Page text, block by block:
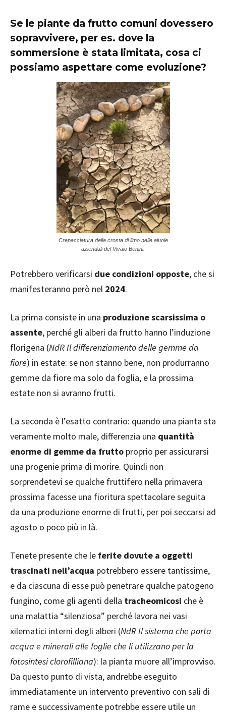
Se le piante da frutto comuni dovessero
sopravvivere, per es. dove la
sommersione è stata limitata, cosa ci
possiamo aspettare come evoluzione?
Crepacciatura della crosta di limo nelle aiuole
aziendali del Vivaio Benini.
Potrebbero verificarsi due condizioni opposte, che si
manifesteranno però nel 2024.
La prima consiste in una produzione scarsissima o
assente, perché gli alberi da frutto hanno l’induzione
florigena (NdR Il differenziamento delle gemme da
fiore) in estate: se non stanno bene, non produrranno
gemme da fiore ma solo da foglia, e la prossima
estate non si avranno frutti.
La seconda è l’esatto contrario: quando una pianta sta
veramente molto male, differenzia una quantità
enorme di gemme da frutto proprio per assicurarsi
una progenie prima di morire. Quindi non
sorprendetevi se qualche fruttifero nella primavera
prossima facesse una fioritura spettacolare seguita
da una produzione enorme di frutti, per poi seccarsi ad
agosto o poco più in là.
Tenete presente che le ferite dovute a oggetti
trascinati nell’acqua potrebbero essere tantissime,
e da ciascuna di esse può penetrare qualche patogeno
fungino, come gli agenti della tracheomicosi che è
una malattia “silenziosa” perché lavora nei vasi
xilematici interni degli alberi (NdR Il sistema che porta
acqua e minerali alle foglie che li utilizzano per la
fotosintesi clorofilliana): la pianta muore all’improvviso.
Da questo punto di vista, andrebbe eseguito
immediatamente un intervento preventivo con sali di
rame e successivamente potrebbe essere utile un